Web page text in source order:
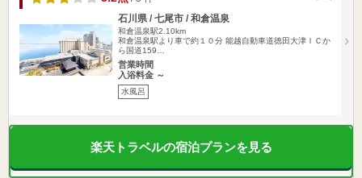
石川県 / 七尾市 / 和倉温泉
和倉温泉駅2.10km
和倉温泉駅より車で約１０分 能越自動車道徳田大津ＩＣか
ら国道159…
営業時間
入浴料金 ～
水風呂
楽天トラベルの宿泊プランを見る